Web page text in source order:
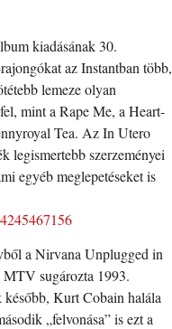
kiadásának 30.
az Instantban több,
lemeze olyan
mint a Rape Me, a Heart-
Tea. Az In Utero
legismertebb szerzeményei
egyéb meglepetéseket is
a Nirvana Unplugged in
sugározta 1993.
Kurt Cobain halála
„felvonása” is ezt a